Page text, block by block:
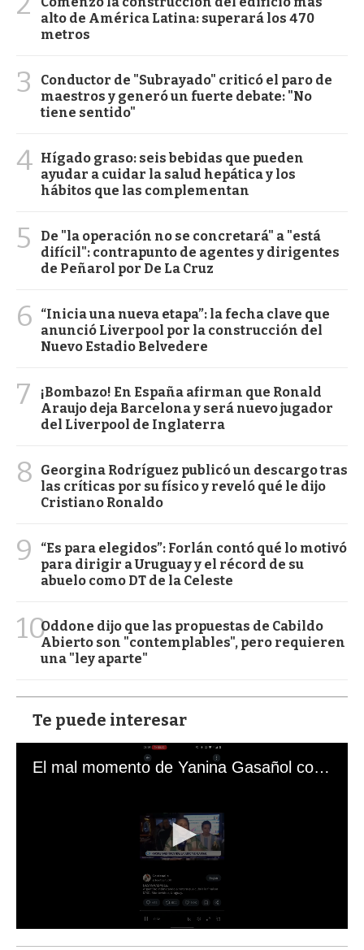
alto de América Latina: superará los 470
metros
3
Conductor de "Subrayado" criticó el paro de
maestros y generó un fuerte debate: "No
tiene sentido"
4 Hígado graso: seis bebidas que pueden
ayudar a cuidar la salud hepática y los
hábitos que las complementan
5
De "la operación no se concretará" a "está
difícil": contrapunto de agentes y dirigentes
de Peñarol por De La Cruz
6
“Inicia una nueva etapa”: la fecha clave que
anunció Liverpool por la construcción del
Nuevo Estadio Belvedere
7
¡Bombazo! En España afirman que Ronald
Araujo deja Barcelona y será nuevo jugador
del Liverpool de Inglaterra
8
Georgina Rodríguez publicó un descargo tras
las críticas por su físico y reveló qué le dijo
Cristiano Ronaldo
9
“Es para elegidos”: Forlán contó qué lo motivó
para dirigir a Uruguay y el récord de su
abuelo como DT de la Celeste
10Oddone dijo que las propuestas de Cabildo
Abierto son "contemplables", pero requieren
una "ley aparte"
Te puede interesar
El mal momento de Yanina Gasañol con un hincha argentino en "Subrayado"